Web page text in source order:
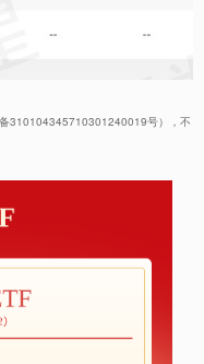
310104345710301240019号），不